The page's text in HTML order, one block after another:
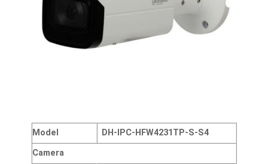
Model
DH-IPC-HFW4231TP-S-S4
Camera